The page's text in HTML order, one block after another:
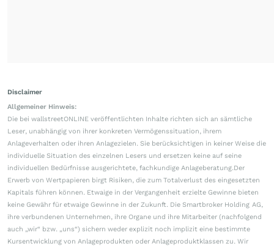
Disclaimer
Allgemeiner Hinweis:
Die bei wallstreetONLINE veröffentlichten Inhalte richten sich an sämtliche
Leser, unabhängig von ihrer konkreten Vermögenssituation, ihrem
Anlageverhalten oder ihren Anlagezielen. Sie berücksichtigen in keiner Weise die
individuelle Situation des einzelnen Lesers und ersetzen keine auf seine
individuellen Bedürfnisse ausgerichtete, fachkundige Anlageberatung.Der
Erwerb von Wertpapieren birgt Risiken, die zum Totalverlust des eingesetzten
Kapitals führen können. Etwaige in der Vergangenheit erzielte Gewinne bieten
keine Gewähr für etwaige Gewinne in der Zukunft. Die Smartbroker Holding AG,
ihre verbundenen Unternehmen, ihre Organe und ihre Mitarbeiter (nachfolgend
auch „wir“ bzw. „uns“) sichern weder explizit noch implizit eine bestimmte
Kursentwicklung von Anlageprodukten oder Anlageproduktklassen zu. Wir